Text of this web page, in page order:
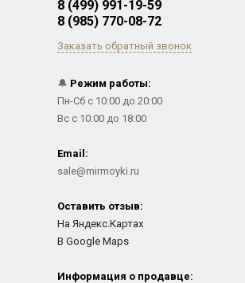
8 (499) 991-19-59
8 (985) 770-08-72
Заказать обратный звонок
🔔 Режим работы:
Пн-Сб с 10:00 до 20:00
Вс с 10:00 до 18:00
Email:
sale@mirmoyki.ru
Оставить отзыв:
На Яндекс.Картах
В Google Maps
Информация о продавце: